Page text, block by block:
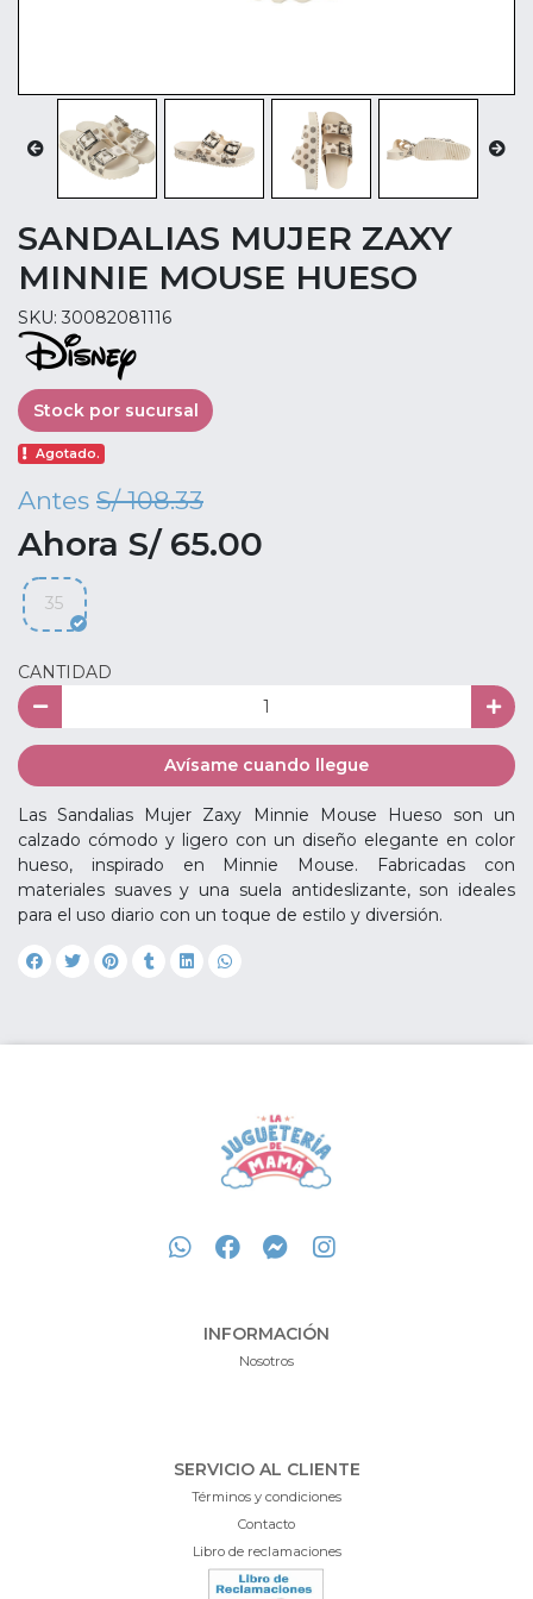
SANDALIAS MUJER ZAXY
MINNIE MOUSE HUESO
SKU: 30082081116
Stock por sucursal
Agotado.
Antes S/ 108.33
Ahora S/ 65.00
35
CANTIDAD
Avísame cuando llegue
Las Sandalias Mujer Zaxy Minnie Mouse Hueso son un
calzado cómodo y ligero con un diseño elegante en color
hueso, inspirado en Minnie Mouse. Fabricadas con
materiales suaves y una suela antideslizante, son ideales
para el uso diario con un toque de estilo y diversión.
INFORMACIÓN
Nosotros
SERVICIO AL CLIENTE
Términos y condiciones
Contacto
Libro de reclamaciones